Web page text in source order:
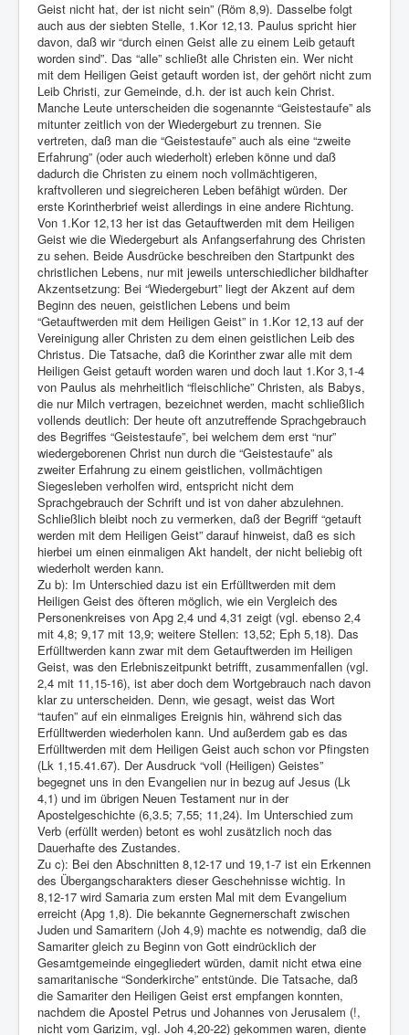
Geist nicht hat, der ist nicht sein” (Röm 8,9). Dasselbe folgt
auch aus der siebten Stelle, 1.Kor 12,13. Paulus spricht hier
davon, daß wir “durch einen Geist alle zu einem Leib getauft
worden sind”. Das “alle” schließt alle Christen ein. Wer nicht
mit dem Heiligen Geist getauft worden ist, der gehört nicht zum
Leib Christi, zur Gemeinde, d.h. der ist auch kein Christ.
Manche Leute unterscheiden die sogenannte “Geistestaufe” als
mitunter zeitlich von der Wiedergeburt zu trennen. Sie
vertreten, daß man die “Geistestaufe” auch als eine “zweite
Erfahrung” (oder auch wiederholt) erleben könne und daß
dadurch die Christen zu einem noch vollmächtigeren,
kraftvolleren und siegreicheren Leben befähigt würden. Der
erste Korintherbrief weist allerdings in eine andere Richtung.
Von 1.Kor 12,13 her ist das Getauftwerden mit dem Heiligen
Geist wie die Wiedergeburt als Anfangserfahrung des Christen
zu sehen. Beide Ausdrücke beschreiben den Startpunkt des
christlichen Lebens, nur mit jeweils unterschiedlicher bildhafter
Akzentsetzung: Bei “Wiedergeburt” liegt der Akzent auf dem
Beginn des neuen, geistlichen Lebens und beim
“Getauftwerden mit dem Heiligen Geist” in 1.Kor 12,13 auf der
Vereinigung aller Christen zu dem einen geistlichen Leib des
Christus. Die Tatsache, daß die Korinther zwar alle mit dem
Heiligen Geist getauft worden waren und doch laut 1.Kor 3,1-4
von Paulus als mehrheitlich “fleischliche” Christen, als Babys,
die nur Milch vertragen, bezeichnet werden, macht schließlich
vollends deutlich: Der heute oft anzutreffende Sprachgebrauch
des Begriffes “Geistestaufe”, bei welchem dem erst “nur”
wiedergeborenen Christ nun durch die “Geistestaufe” als
zweiter Erfahrung zu einem geistlichen, vollmächtigen
Siegesleben verholfen wird, entspricht nicht dem
Sprachgebrauch der Schrift und ist von daher abzulehnen.
Schließlich bleibt noch zu vermerken, daß der Begriff “getauft
werden mit dem Heiligen Geist” darauf hinweist, daß es sich
hierbei um einen einmaligen Akt handelt, der nicht beliebig oft
wiederholt werden kann.
Zu b): Im Unterschied dazu ist ein Erfülltwerden mit dem
Heiligen Geist des öfteren möglich, wie ein Vergleich des
Personenkreises von Apg 2,4 und 4,31 zeigt (vgl. ebenso 2,4
mit 4,8; 9,17 mit 13,9; weitere Stellen: 13,52; Eph 5,18). Das
Erfülltwerden kann zwar mit dem Getauftwerden im Heiligen
Geist, was den Erlebniszeitpunkt betrifft, zusammenfallen (vgl.
2,4 mit 11,15-16), ist aber doch dem Wortgebrauch nach davon
klar zu unterscheiden. Denn, wie gesagt, weist das Wort
“taufen” auf ein einmaliges Ereignis hin, während sich das
Erfülltwerden wiederholen kann. Und außerdem gab es das
Erfülltwerden mit dem Heiligen Geist auch schon vor Pfingsten
(Lk 1,15.41.67). Der Ausdruck “voll (Heiligen) Geistes”
begegnet uns in den Evangelien nur in bezug auf Jesus (Lk
4,1) und im übrigen Neuen Testament nur in der
Apostelgeschichte (6,3.5; 7,55; 11,24). Im Unterschied zum
Verb (erfüllt werden) betont es wohl zusätzlich noch das
Dauerhafte des Zustandes.
Zu c): Bei den Abschnitten 8,12-17 und 19,1-7 ist ein Erkennen
des Übergangscharakters dieser Geschehnisse wichtig. In
8,12-17 wird Samaria zum ersten Mal mit dem Evangelium
erreicht (Apg 1,8). Die bekannte Gegnernerschaft zwischen
Juden und Samaritern (Joh 4,9) machte es notwendig, daß die
Samariter gleich zu Beginn von Gott eindrücklich der
Gesamtgemeinde eingegliedert würden, damit nicht etwa eine
samaritanische “Sonderkirche” entstünde. Die Tatsache, daß
die Samariter den Heiligen Geist erst empfangen konnten,
nachdem die Apostel Petrus und Johannes von Jerusalem (!,
nicht vom Garizim, vgl. Joh 4,20-22) gekommen waren, diente